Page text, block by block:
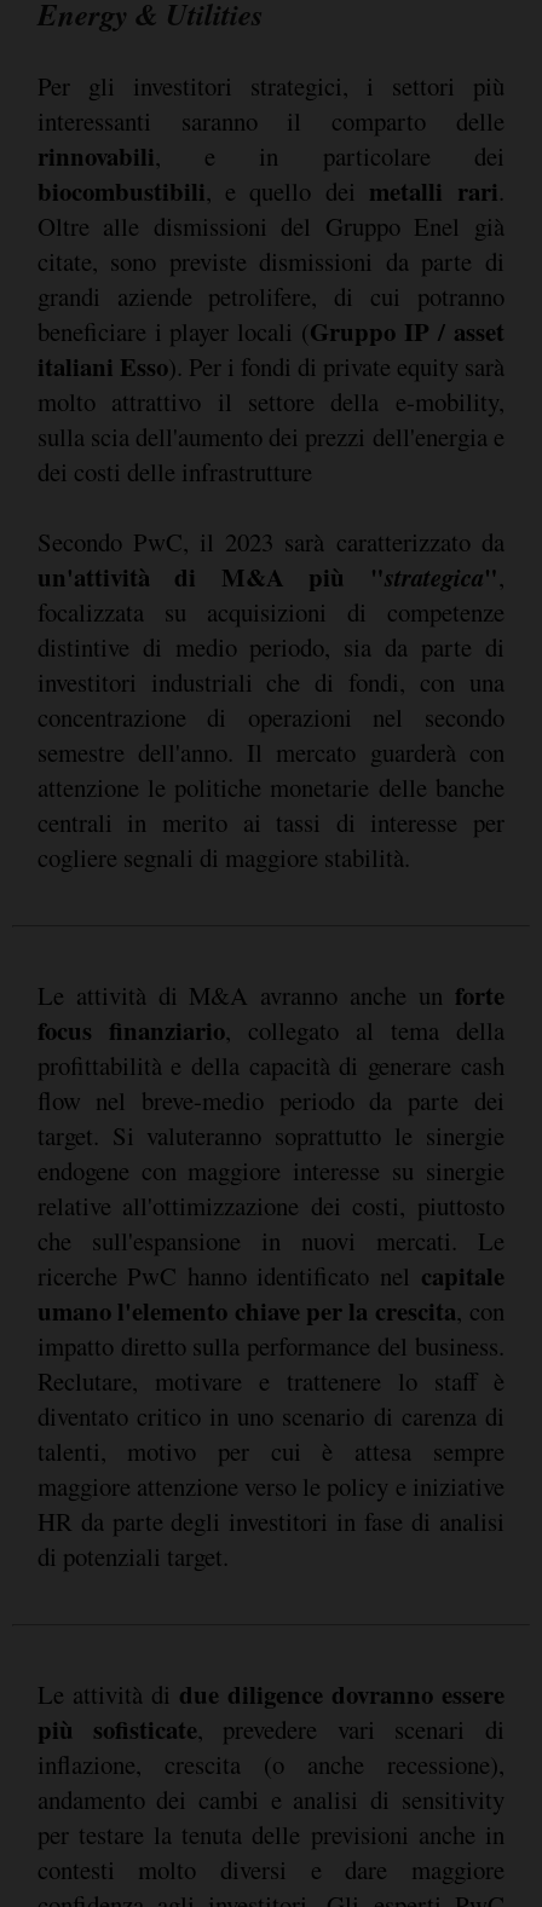
Energy & Utilities
Per gli investitori strategici, i settori più
interessanti saranno il comparto delle
rinnovabili, e in particolare dei
biocombustibili, e quello dei metalli rari.
Oltre alle dismissioni del Gruppo Enel già
citate, sono previste dismissioni da parte di
grandi aziende petrolifere, di cui potranno
beneficiare i player locali (Gruppo IP / asset
italiani Esso). Per i fondi di private equity sarà
molto attrattivo il settore della e-mobility,
sulla scia dell'aumento dei prezzi dell'energia e
dei costi delle infrastrutture
Secondo PwC, il 2023 sarà caratterizzato da
un'attività di M&A più "strategica",
focalizzata su acquisizioni di competenze
distintive di medio periodo, sia da parte di
investitori industriali che di fondi, con una
concentrazione di operazioni nel secondo
semestre dell'anno. Il mercato guarderà con
attenzione le politiche monetarie delle banche
centrali in merito ai tassi di interesse per
cogliere segnali di maggiore stabilità.
Le attività di M&A avranno anche un forte
focus finanziario, collegato al tema della
profittabilità e della capacità di generare cash
flow nel breve-medio periodo da parte dei
target. Si valuteranno soprattutto le sinergie
endogene con maggiore interesse su sinergie
relative all'ottimizzazione dei costi, piuttosto
che sull'espansione in nuovi mercati. Le
ricerche PwC hanno identificato nel capitale
umano l'elemento chiave per la crescita, con
impatto diretto sulla performance del business.
Reclutare, motivare e trattenere lo staff è
diventato critico in uno scenario di carenza di
talenti, motivo per cui è attesa sempre
maggiore attenzione verso le policy e iniziative
HR da parte degli investitori in fase di analisi
di potenziali target.
Le attività di due diligence dovranno essere
più sofisticate, prevedere vari scenari di
inflazione, crescita (o anche recessione),
andamento dei cambi e analisi di sensitivity
per testare la tenuta delle previsioni anche in
contesti molto diversi e dare maggiore